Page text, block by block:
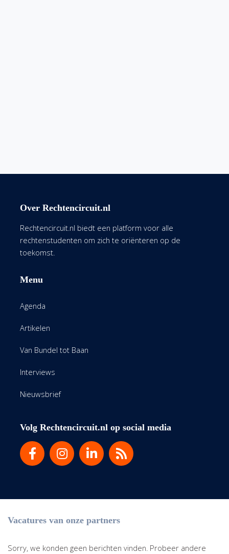
Over Rechtencircuit.nl
Rechtencircuit.nl biedt een platform voor alle
rechtenstudenten om zich te oriënteren op de
toekomst.
Menu
Agenda
Artikelen
Van Bundel tot Baan
Interviews
Nieuwsbrief
Volg Rechtencircuit.nl op social media
Vacatures van onze partners
Sorry, we konden geen berichten vinden. Probeer andere